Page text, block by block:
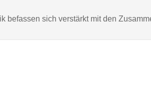
befassen sich verstärkt mit den